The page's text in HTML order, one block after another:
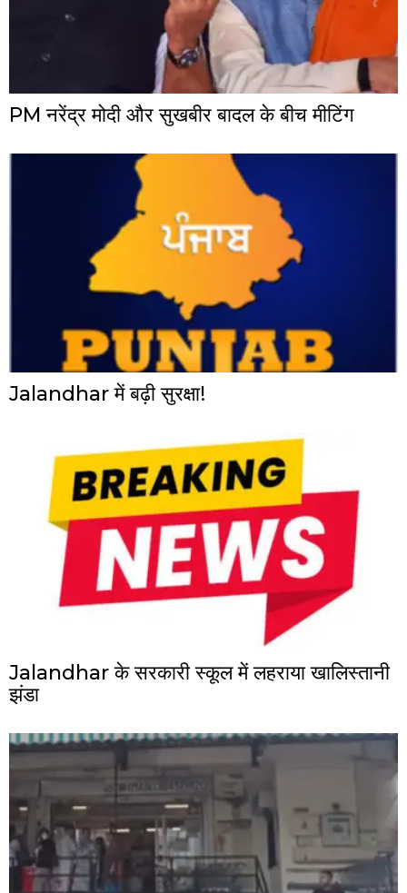
PM नरेंद्र मोदी और सुखबीर बादल के बीच मीटिंग
Jalandhar में बढ़ी सुरक्षा!
Jalandhar के सरकारी स्कूल में लहराया खालिस्तानी
झंडा